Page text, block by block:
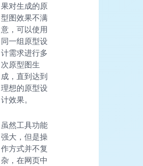
果对生成的原
型图效果不满
意，可以使用
同一组原型设
计需求进行多
次原型图生
成，直到达到
理想的原型设
计效果。
虽然工具功能
强大，但是操
作方式并不复
杂，在网页中